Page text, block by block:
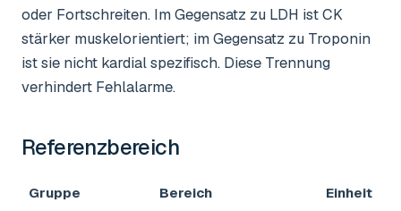
oder Fortschreiten. Im Gegensatz zu LDH ist CK
stärker muskelorientiert; im Gegensatz zu Troponin
ist sie nicht kardial spezifisch. Diese Trennung
verhindert Fehlalarme.
Referenzbereich
Gruppe Bereich Einheit